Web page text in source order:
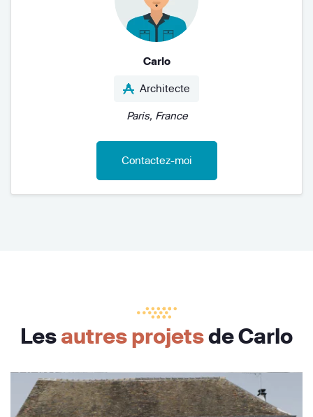
Carlo
Architecte
Paris, France
Contactez-moi
Lesautres projetsde Carlo